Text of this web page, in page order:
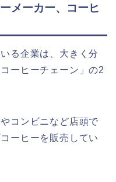
メーカー、コーヒ
る企業は、大きく分
ーヒーチェーン」の2
コンビニなど店頭で
ーヒーを販売してい